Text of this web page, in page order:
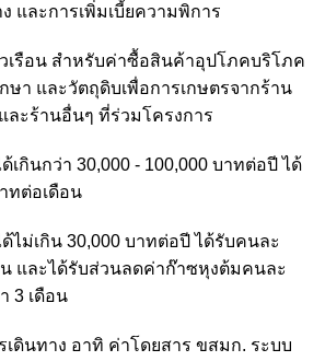
และการเพิ่มเบี้ยความพิการ
เรือน สำหรับค่าซื้อสินค้าอุปโภคบริโภค
ษา และวัตถุดิบเพื่อการเกษตรจากร้าน
ละร้านอื่นๆ ที่ร่วมโครงการ
เกินกว่า 30,000 - 100,000 บาทต่อปี ได้
ทต่อเดือน
ไม่เกิน 30,000 บาทต่อปี ได้รับคนละ
และได้รับส่วนลดค่าก๊าซหุงต้มคนละ
3 เดือน
เดินทาง อาทิ ค่าโดยสาร ขสมก. ระบบ